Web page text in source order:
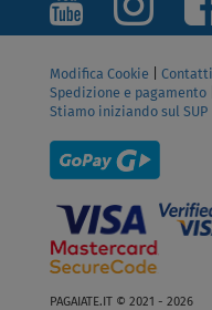
Modifica Cookie Contatti
Spedizione e pagamento
Stiamo iniziando sul SUP
PAGAIATE.IT © 2021 - 2026